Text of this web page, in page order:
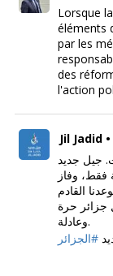
Lorsque
éléments
par les
des
l'action
جيل جديد
المشاركة بـ11 قائمة فقط، وفاز
القادم
جزائر حرة
وعادلة.
#الجزائر